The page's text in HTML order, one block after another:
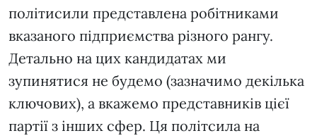
політисили представлена робітниками
вказаного підприємства різного рангу.
Детально на цих кандидатах ми
зупинятися не будемо (зазначимо декілька
ключових), а вкажемо представників цієї
партії з інших сфер. Ця політсила на